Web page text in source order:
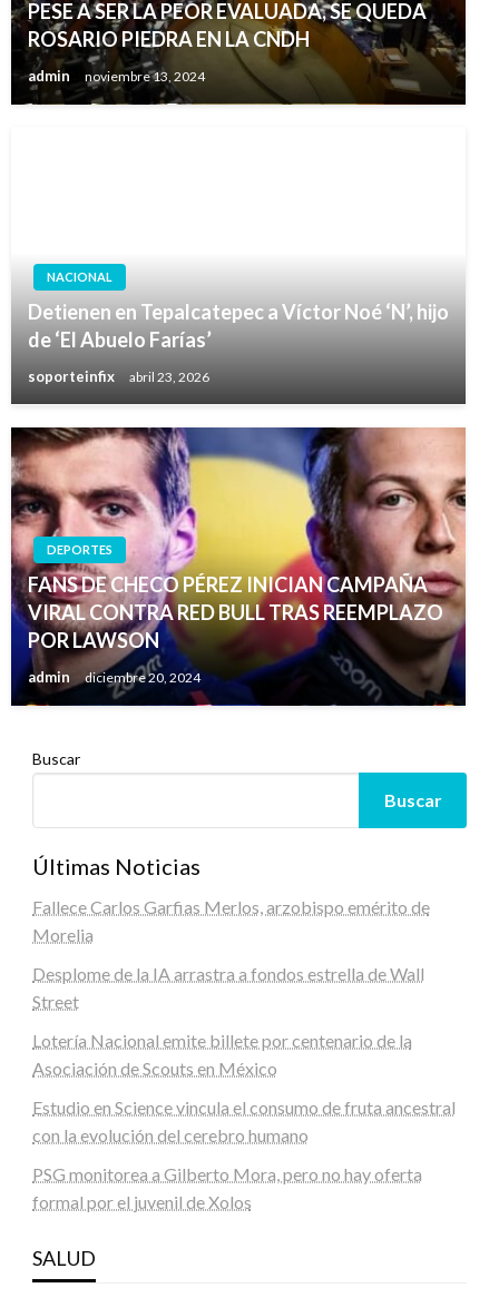
PESE A SER LA PEOR EVALUADA, SE QUEDA
ROSARIO PIEDRA EN LA CNDH
admin noviembre 13, 2024
NACIONAL
Detienen en Tepalcatepec a Víctor Noé ‘N’, hijo
de ‘El Abuelo Farías’
soporteinfix abril 23, 2026
DEPORTES
FANS DE CHECO PÉREZ INICIAN CAMPAÑA
VIRAL CONTRA RED BULL TRAS REEMPLAZO
POR LAWSON
admin diciembre 20, 2024
Buscar
Buscar
Últimas Noticias
Fallece Carlos Garfias Merlos, arzobispo emérito de
Morelia
Desplome de la IA arrastra a fondos estrella de Wall
Street
Lotería Nacional emite billete por centenario de la
Asociación de Scouts en México
Estudio en Science vincula el consumo de fruta ancestral
con la evolución del cerebro humano
PSG monitorea a Gilberto Mora, pero no hay oferta
formal por el juvenil de Xolos
SALUD